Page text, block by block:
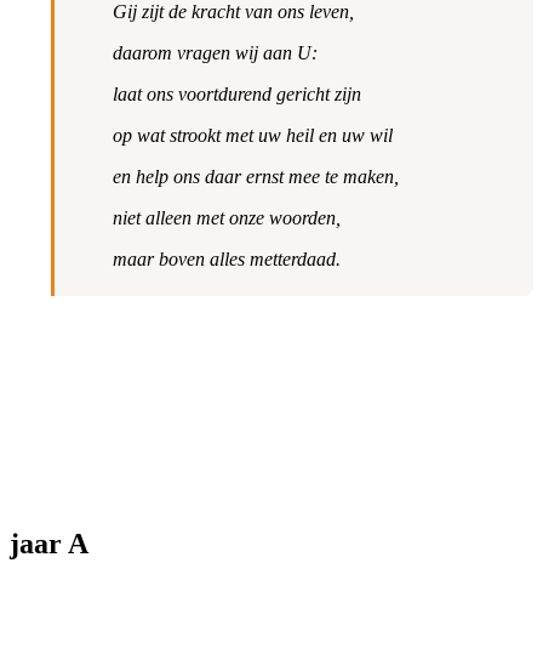
Gij zijt de kracht van ons leven,
daarom vragen wij aan U:
laat ons voortdurend gericht zijn
op wat strookt met uw heil en uw wil
en help ons daar ernst mee te maken,
niet alleen met onze woorden,
maar boven alles metterdaad.
jaar A